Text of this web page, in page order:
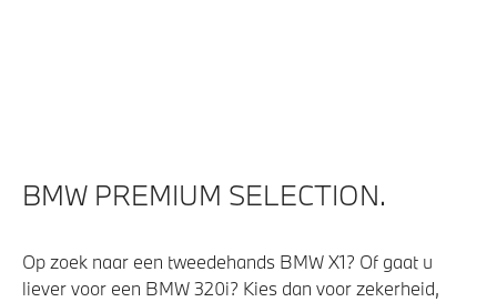
Sportonderstel
Veiligheid
BMW PREMIUM SELECTION.
Op zoek naar een tweedehands BMW X1? Of gaat u
liever voor een BMW 320i? Kies dan voor zekerheid,